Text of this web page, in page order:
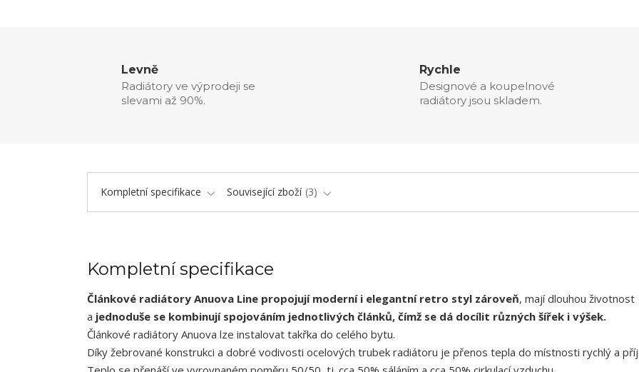
Levně
Radiátory ve výprodeji se
slevami až 90%.
Rychle
Designové a koupelnové
radiátory jsou skladem.
Kompletní specifikace Související zboží 3
Kompletní specifikace
Článkové radiátory Anuova Line propojují moderní i elegantní retro styl zároveň, mají dlouhou životnost
a jednoduše se kombinují spojováním jednotlivých článků, čímž se dá docílit různých šířek i výšek.
Článkové radiátory Anuova lze instalovat takřka do celého bytu.
Díky žebrované konstrukci a dobré vodivosti ocelových trubek radiátoru je přenos tepla do místnosti rychlý a